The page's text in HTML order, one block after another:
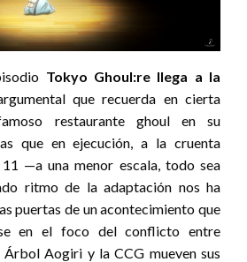
Tokyo Ghoul:re llega a la
que recuerda en cierta
restaurante ghoul en su
que en ejecución, a la cruenta
—a una menor escala, todo sea
ritmo de la adaptación nos ha
puertas de un acontecimiento que
en el foco del conflicto entre
Árbol Aogiri y la CCG mueven sus